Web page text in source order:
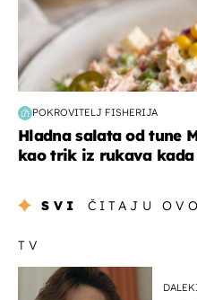
POKROVITELJ FISHERIJA
Hladna salata od tune
kao trik iz rukava kada
SVI ČITAJU OVO
TV